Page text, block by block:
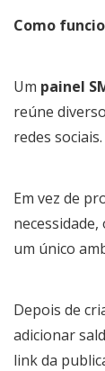
Como
Um painel
reúne
redes sociais.
Em vez de
um único
Depois de
adicionar
link da